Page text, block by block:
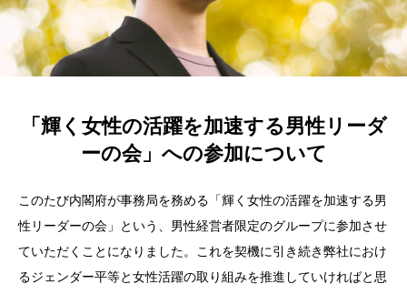
「輝く女性の活躍を加速する男性リーダ
ーの会」への参加について
このたび内閣府が事務局を務める「輝く女性の活躍を加速する男
性リーダーの会」という、男性経営者限定のグループに参加させ
ていただくことになりました。これを契機に引き続き弊社におけ
るジェンダー平等と女性活躍の取り組みを推進していければと思